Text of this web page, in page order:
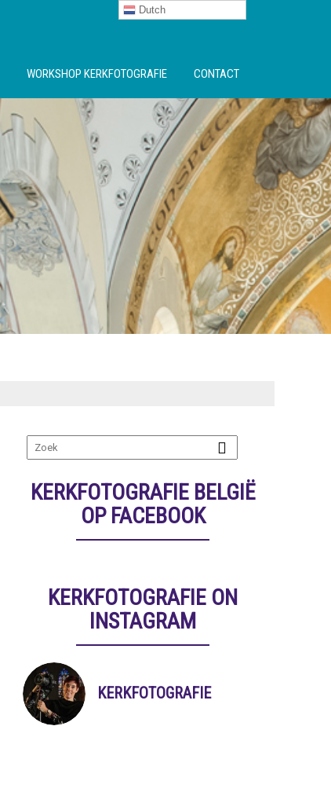
WORKSHOP KERKFOTOGRAFIE CONTACT
KERKFOTOGRAFIE BELGIË
OP FACEBOOK
KERKFOTOGRAFIE ON
INSTAGRAM
KERKFOTOGRAFIE
Dutch